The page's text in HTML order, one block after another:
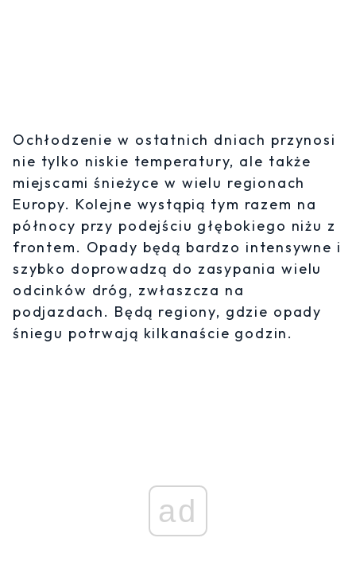
Ochłodzenie w ostatnich dniach przynosi
nie tylko niskie temperatury, ale także
miejscami śnieżyce w wielu regionach
Europy. Kolejne wystąpią tym razem na
północy przy podejściu głębokiego niżu z
frontem. Opady będą bardzo intensywne i
szybko doprowadzą do zasypania wielu
odcinków dróg, zwłaszcza na
podjazdach. Będą regiony, gdzie opady
śniegu potrwają kilkanaście godzin.
ad